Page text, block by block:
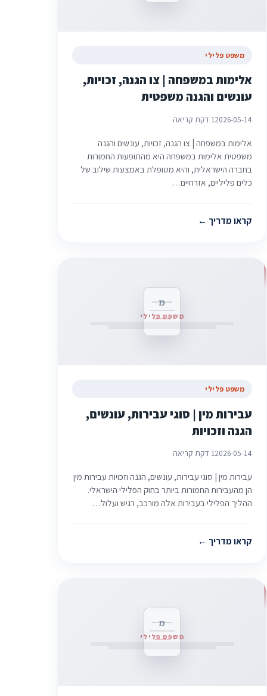
משפט פלילי
אלימות במשפחה | צו הגנה, זכויות,
עונשים והגנה משפטית
2026-05-141 דקת קריאה
אלימות במשפחה | צו הגנה, זכויות, עונשים והגנה
משפטית אלימות במשפחה היא מהתופעות החמורות
בחברה הישראלית, והיא מטופלת באמצעות שילוב של
כלים פליליים, אזרחיים…
קראו מדריך
מ
משפט פלילי
משפט פלילי
עבירות מין | סוגי עבירות, עונשים,
הגנה וזכויות
2026-05-141 דקת קריאה
עבירות מין | סוגי עבירות, עונשים, הגנה וזכויות עבירות מין
הן מהעבירות החמורות ביותר בחוק הפלילי הישראלי.
ההליך הפלילי בעבירות אלה מורכב, רגיש ועלול…
קראו מדריך
מ
משפט פלילי